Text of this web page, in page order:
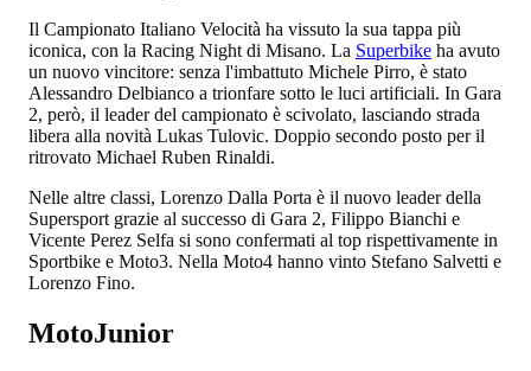
Il Campionato Italiano Velocità ha vissuto la sua tappa più
iconica, con la Racing Night di Misano. La Superbike ha avuto
un nuovo vincitore: senza l'imbattuto Michele Pirro, è stato
Alessandro Delbianco a trionfare sotto le luci artificiali. In Gara
2, però, il leader del campionato è scivolato, lasciando strada
libera alla novità Lukas Tulovic. Doppio secondo posto per il
ritrovato Michael Ruben Rinaldi.
Nelle altre classi, Lorenzo Dalla Porta è il nuovo leader della
Supersport grazie al successo di Gara 2, Filippo Bianchi e
Vicente Perez Selfa si sono confermati al top rispettivamente in
Sportbike e Moto3. Nella Moto4 hanno vinto Stefano Salvetti e
Lorenzo Fino.
MotoJunior